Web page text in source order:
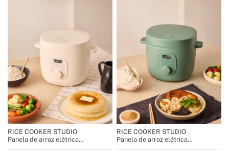
RICE COOKER STUDIO
Panela de arroz elétrica
RICE COOKER STUDIO
Panela de arroz elétrica